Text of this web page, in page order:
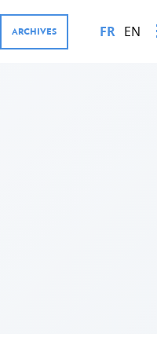
ARCHIVES FR EN